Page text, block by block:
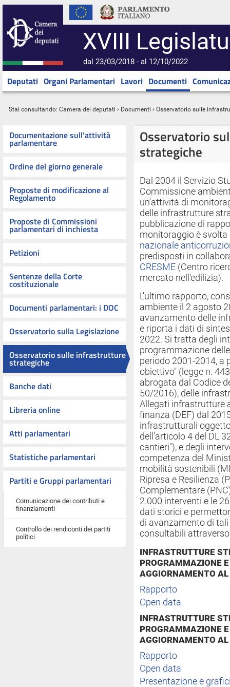
XVIII
dal 23/03/2018 - al 12/10/2022
Deputati Organi Parlamentari Lavori Documenti
Stai consultando: Camera dei deputati › Documenti › Osservatorio sulle
Documentazione sull'attività
parlamentare
Ordine del giorno generale
Proposte di modificazione al
Regolamento
Proposte di Commissioni
parlamentari di inchiesta
Petizioni
Sentenze della Corte
costituzionale
Documenti parlamentari: i DOC
Osservatorio sulla Legislazione
Osservatorio sulle infrastrutture
strategiche
Banche dati
Libreria online
Atti parlamentari
Statistiche parlamentari
Partiti e Gruppi parlamentari
Comunicazione dei contributi e
finanziamenti
Controllo dei rendiconti dei partiti
politici
Osservatorio
strategiche
Dal 2004 il Servizio
Commissione
un'attività di
delle infrastrutture
pubblicazione di
monitoraggio è svolta
nazionale
predisposti in
CRESME (Centro
mercato nell'edilizia).
L'ultimo rapporto,
ambiente il 2 agosto
avanzamento delle
e riporta i dati di
2022. Si tratta degli
programmazione
periodo 2001-2014, a
obiettivo" (legge n.
abrogata dal Codice
50/2016), delle
Allegati infrastrutture
finanza (DEF) dal
infrastrutturali
dell'articolo 4 del DL
cantieri"), e degli
competenza del
mobilità sostenibili
Ripresa e Resilienza
Complementare
2.000 interventi e le
dati storici e
di avanzamento di
consultabili
INFRASTRUTTURE
PROGRAMMAZIONE
AGGIORNAMENTO
Rapporto
Open data
INFRASTRUTTURE
PROGRAMMAZIONE
AGGIORNAMENTO
Rapporto
Open data
Presentazione e